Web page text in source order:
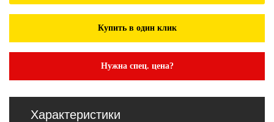
Купить в один клик
Нужна спец. цена?
Характеристики